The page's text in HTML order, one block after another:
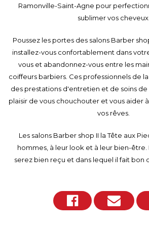
Ramonville-Saint-Agne pour
sublimer vos cheveux.
Poussez les portes des salons Barber
installez-vous confortablement dans
vous et abandonnez-vous entre les
coiffeurs barbiers. Ces professionnels de
des prestations d'entretien et de soins
plaisir de vous chouchouter et vous aider
vos rêves.
Les salons Barber shop II la Tête aux
hommes, à leur look et à leur bien-être.
serez bien reçu et dans lequel il fait bon